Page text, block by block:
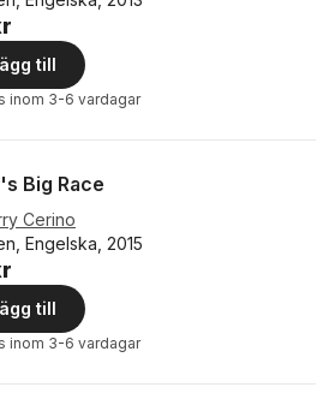
till
inom 3-6 vardagar
Big Race
Cerino
Engelska, 2015
till
inom 3-6 vardagar